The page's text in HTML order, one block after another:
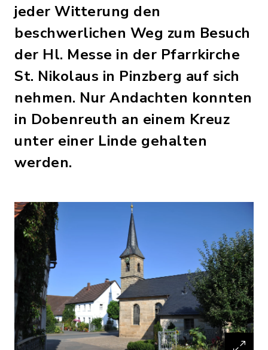
jeder Witterung den
beschwerlichen Weg zum Besuch
der Hl. Messe in der Pfarrkirche
St. Nikolaus in Pinzberg auf sich
nehmen. Nur Andachten konnten
in Dobenreuth an einem Kreuz
unter einer Linde gehalten
werden.